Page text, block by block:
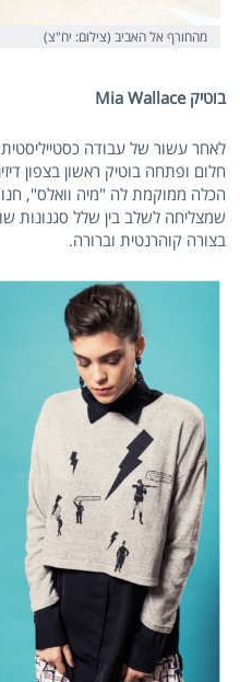
מהחורף אל האביב (צילום: יח"צ)
בוטיקMia Wallace
לאחר עשור של עבודה כסטייליסטית
חלום ופתחה בוטיק ראשון בצפון
הכלה ממוקמת לה "מיה וואלס",
שמצליחה לשלב בין שלל סגנונות
בצורה קוהרנטית וברורה.